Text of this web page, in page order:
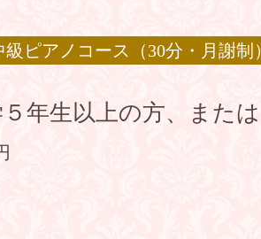
ピアノコース（30分・月謝制）
年生以上の方、また